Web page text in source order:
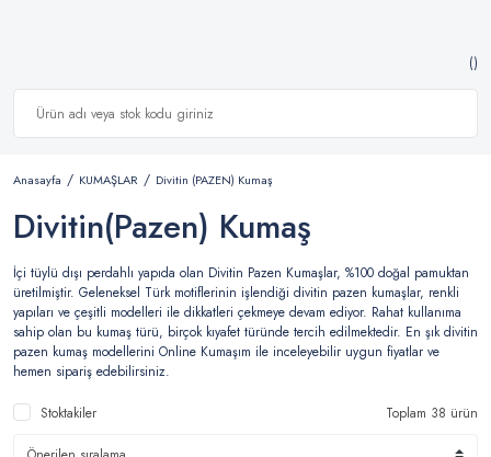
Anasayfa KUMAŞLAR Divitin (PAZEN) Kumaş
Divitin(Pazen) Kumaş
İçi tüylü dışı perdahlı yapıda olan Divitin Pazen Kumaşlar, %100 doğal pamuktan
üretilmiştir. Geleneksel Türk motiflerinin işlendiği divitin pazen kumaşlar, renkli
yapıları ve çeşitli modelleri ile dikkatleri çekmeye devam ediyor. Rahat kullanıma
sahip olan bu kumaş türü, birçok kıyafet türünde tercih edilmektedir. En şık divitin
pazen kumaş modellerini Online Kumaşım ile inceleyebilir uygun fiyatlar ve
hemen sipariş edebilirsiniz.
Stoktakiler Toplam 38 ürün